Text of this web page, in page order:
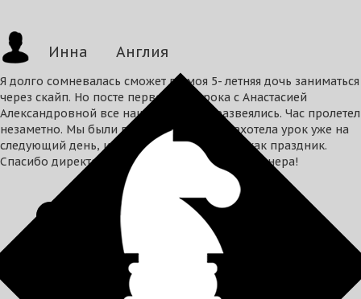
Инна Англия
Я долго сомневалась сможет ли моя 5- летняя дочь заниматься
через скайп. Но посте первого же урока с Анастасией
Александровной все наши сомнения развеялись. Час пролетел
незаметно. Мы были в восторге. Дочка захотела урок уже на
следующий день, и каждый урок мы ждём как праздник.
Спасибо директору школы за прекрасного тренера!
Смотреть еще